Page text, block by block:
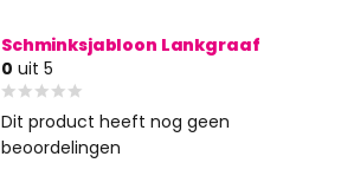
Schminksjabloon Lankgraaf
0 uit 5
Dit product heeft nog geen
beoordelingen